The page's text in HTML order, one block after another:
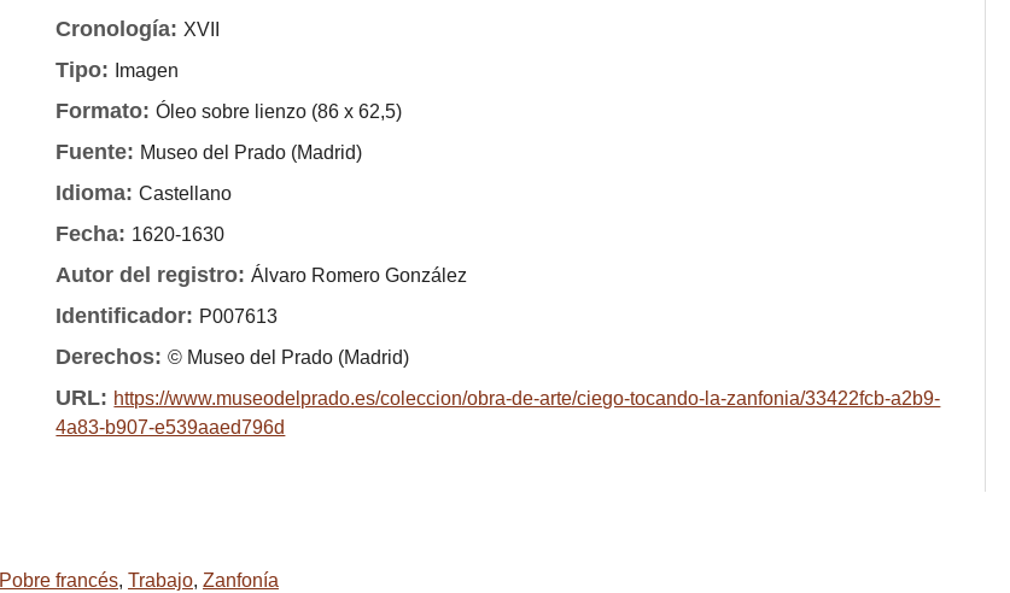
Cronología: XVII
Tipo: Imagen
Formato:Óleo sobre lienzo (86 x 62,5)
Fuente: Museo del Prado (Madrid)
Idioma:Castellano
Fecha: 1620-1630
Autor del registro:Álvaro Romero González
Identificador: P007613
Derechos:© Museo del Prado (Madrid)
URL: https://www.museodelprado.es/coleccion/obra-de-arte/ciego-tocando-la-zanfonia/33422fcb-a2b9-
4a83-b907-e539aaed796d
Pobre francés, Trabajo, Zanfonía